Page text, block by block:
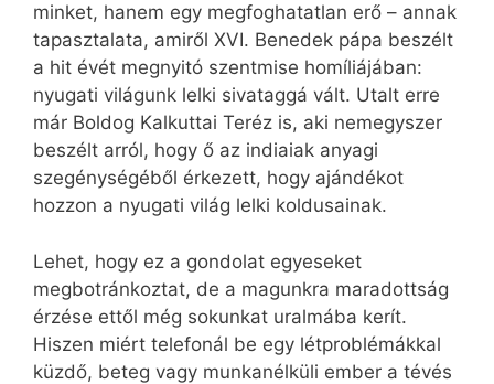
minket, hanem egy megfoghatatlan erő – annak
tapasztalata, amiről XVI. Benedek pápa beszélt
a hit évét megnyitó szentmise homíliájában:
nyugati világunk lelki sivataggá vált. Utalt erre
már Boldog Kalkuttai Teréz is, aki nemegyszer
beszélt arról, hogy ő az indiaiak anyagi
szegénységéből érkezett, hogy ajándékot
hozzon a nyugati világ lelki koldusainak.
Lehet, hogy ez a gondolat egyeseket
megbotránkoztat, de a magunkra maradottság
érzése ettől még sokunkat uralmába kerít.
Hiszen miért telefonál be egy létproblémákkal
küzdő, beteg vagy munkanélküli ember a tévés